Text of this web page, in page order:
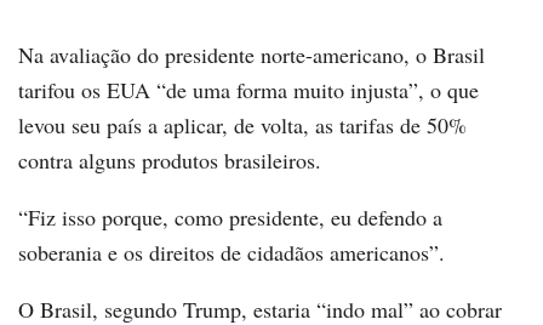
Na avaliação do presidente norte-americano, o Brasil
tarifou os EUA “de uma forma muito injusta”, o que
levou seu país a aplicar, de volta, as tarifas de 50%
contra alguns produtos brasileiros.
“Fiz isso porque, como presidente, eu defendo a
soberania e os direitos de cidadãos americanos”.
O Brasil, segundo Trump, estaria “indo mal” ao cobrar